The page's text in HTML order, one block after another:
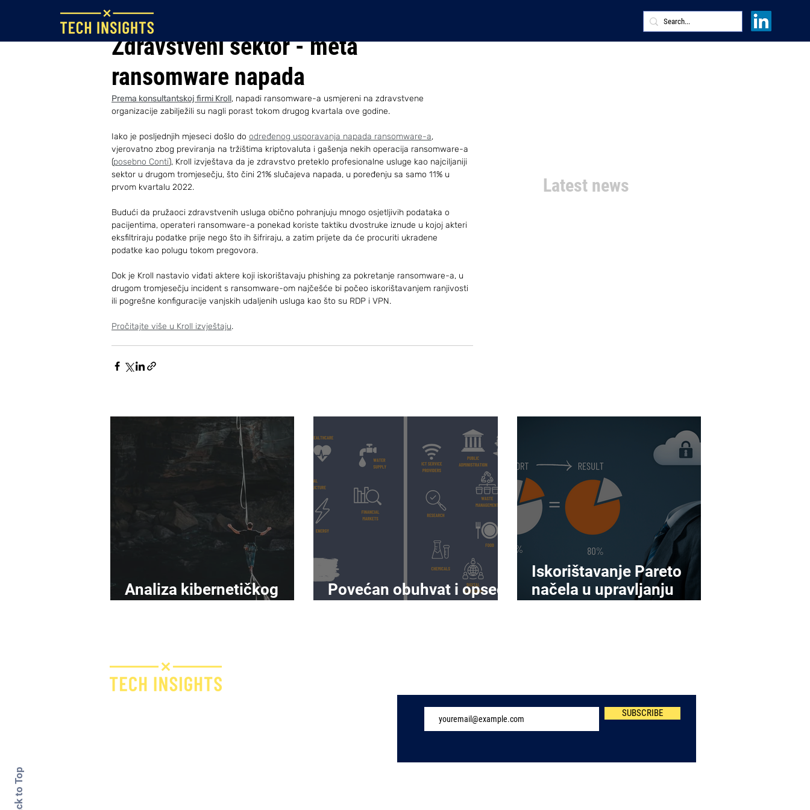
Zdravstveni sektor - meta
ransomware napada
Aug 16, 2022
Prema konsultantskoj firmi Kroll, napadi ransomware-a usmjereni na zdravstvene
organizacije zabilježili su nagli porast tokom drugog kvartala ove godine.
Iako je posljednjih mjeseci došlo do određenog usporavanja napada ransomware-a,
vjerovatno zbog previranja na tržištima kriptovaluta i gašenja nekih operacija ransomware-a
(posebno Conti), Kroll izvještava da je zdravstvo preteklo profesionalne usluge kao najciljaniji
sektor u drugom tromjesečju, što čini 21% slučajeva napada, u poređenju sa samo 11% u
prvom kvartalu 2022.
Budući da pružaoci zdravstvenih usluga obično pohranjuju mnogo osjetljivih podataka o
pacijentima, operateri ransomware-a ponekad koriste taktiku dvostruke iznude u kojoj akteri
eksfiltriraju podatke prije nego što ih šifriraju, a zatim prijete da će procuriti ukradene
podatke kao polugu tokom pregovora.
Dok je Kroll nastavio viđati aktere koji iskorištavaju phishing za pokretanje ransomware-a, u
drugom tromjesečju incident s ransomware-om najčešće bi počeo iskorištavanjem ranjivosti
ili pogrešne konfiguracije vanjskih udaljenih usluga kao što su RDP i VPN.
Pročitajte više u Kroll izvještaju.
Latest news
Analiza kibernetičkog
Povećan obuhvat i opseg
Iskorištavanje Pareto
načela u upravljanju
Back to Top
SUBSCRIBE